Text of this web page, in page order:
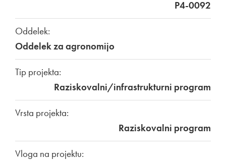
P4-0092
Oddelek:
Oddelek za agronomijo
Tip projekta:
Raziskovalni/infrastrukturni program
Vrsta projekta:
Raziskovalni program
Vloga na projektu: